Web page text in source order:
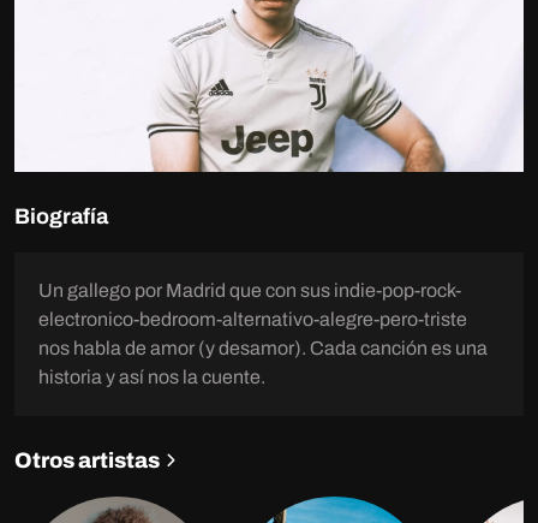
Biografía
Un gallego por Madrid que con sus indie-pop-rock-
electronico-bedroom-alternativo-alegre-pero-triste
nos habla de amor (y desamor). Cada canción es una
historia y así nos la cuente.
Otros artistas